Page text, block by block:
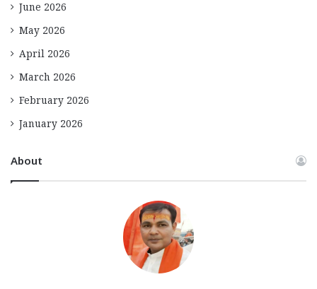
June 2026
May 2026
April 2026
March 2026
February 2026
January 2026
About